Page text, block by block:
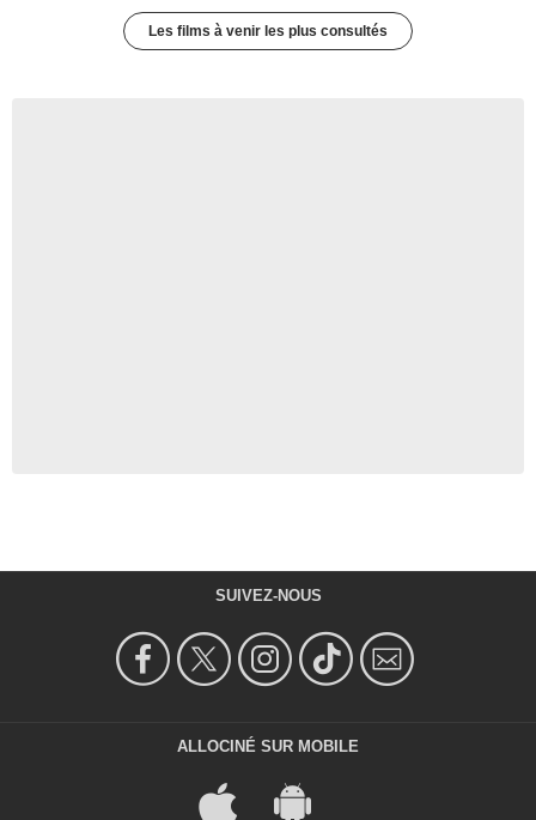
Les films à venir les plus consultés
SUIVEZ-NOUS
ALLOCINÉ SUR MOBILE